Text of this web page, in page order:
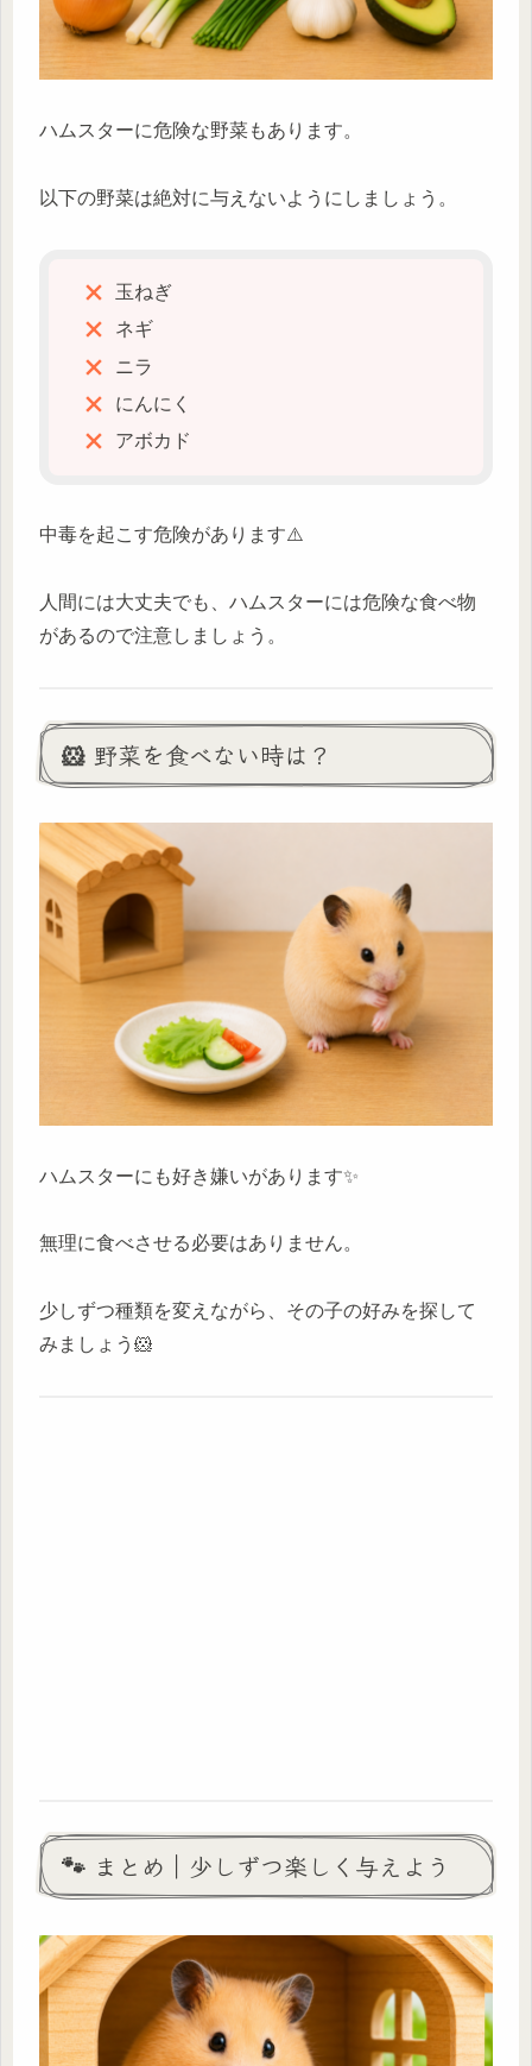
ハムスターに危険な野菜もあります。
以下の野菜は絶対に与えないようにしましょう。
玉ねぎ
ネギ
ニラ
にんにく
アボカド
中毒を起こす危険があります⚠️
人間には大丈夫でも、ハムスターには危険な食べ物
があるので注意しましょう。
🐹 野菜を食べない時は？
ハムスターにも好き嫌いがあります✨
無理に食べさせる必要はありません。
少しずつ種類を変えながら、その子の好みを探して
みましょう🐹
🐾 まとめ｜少しずつ楽しく与えよう